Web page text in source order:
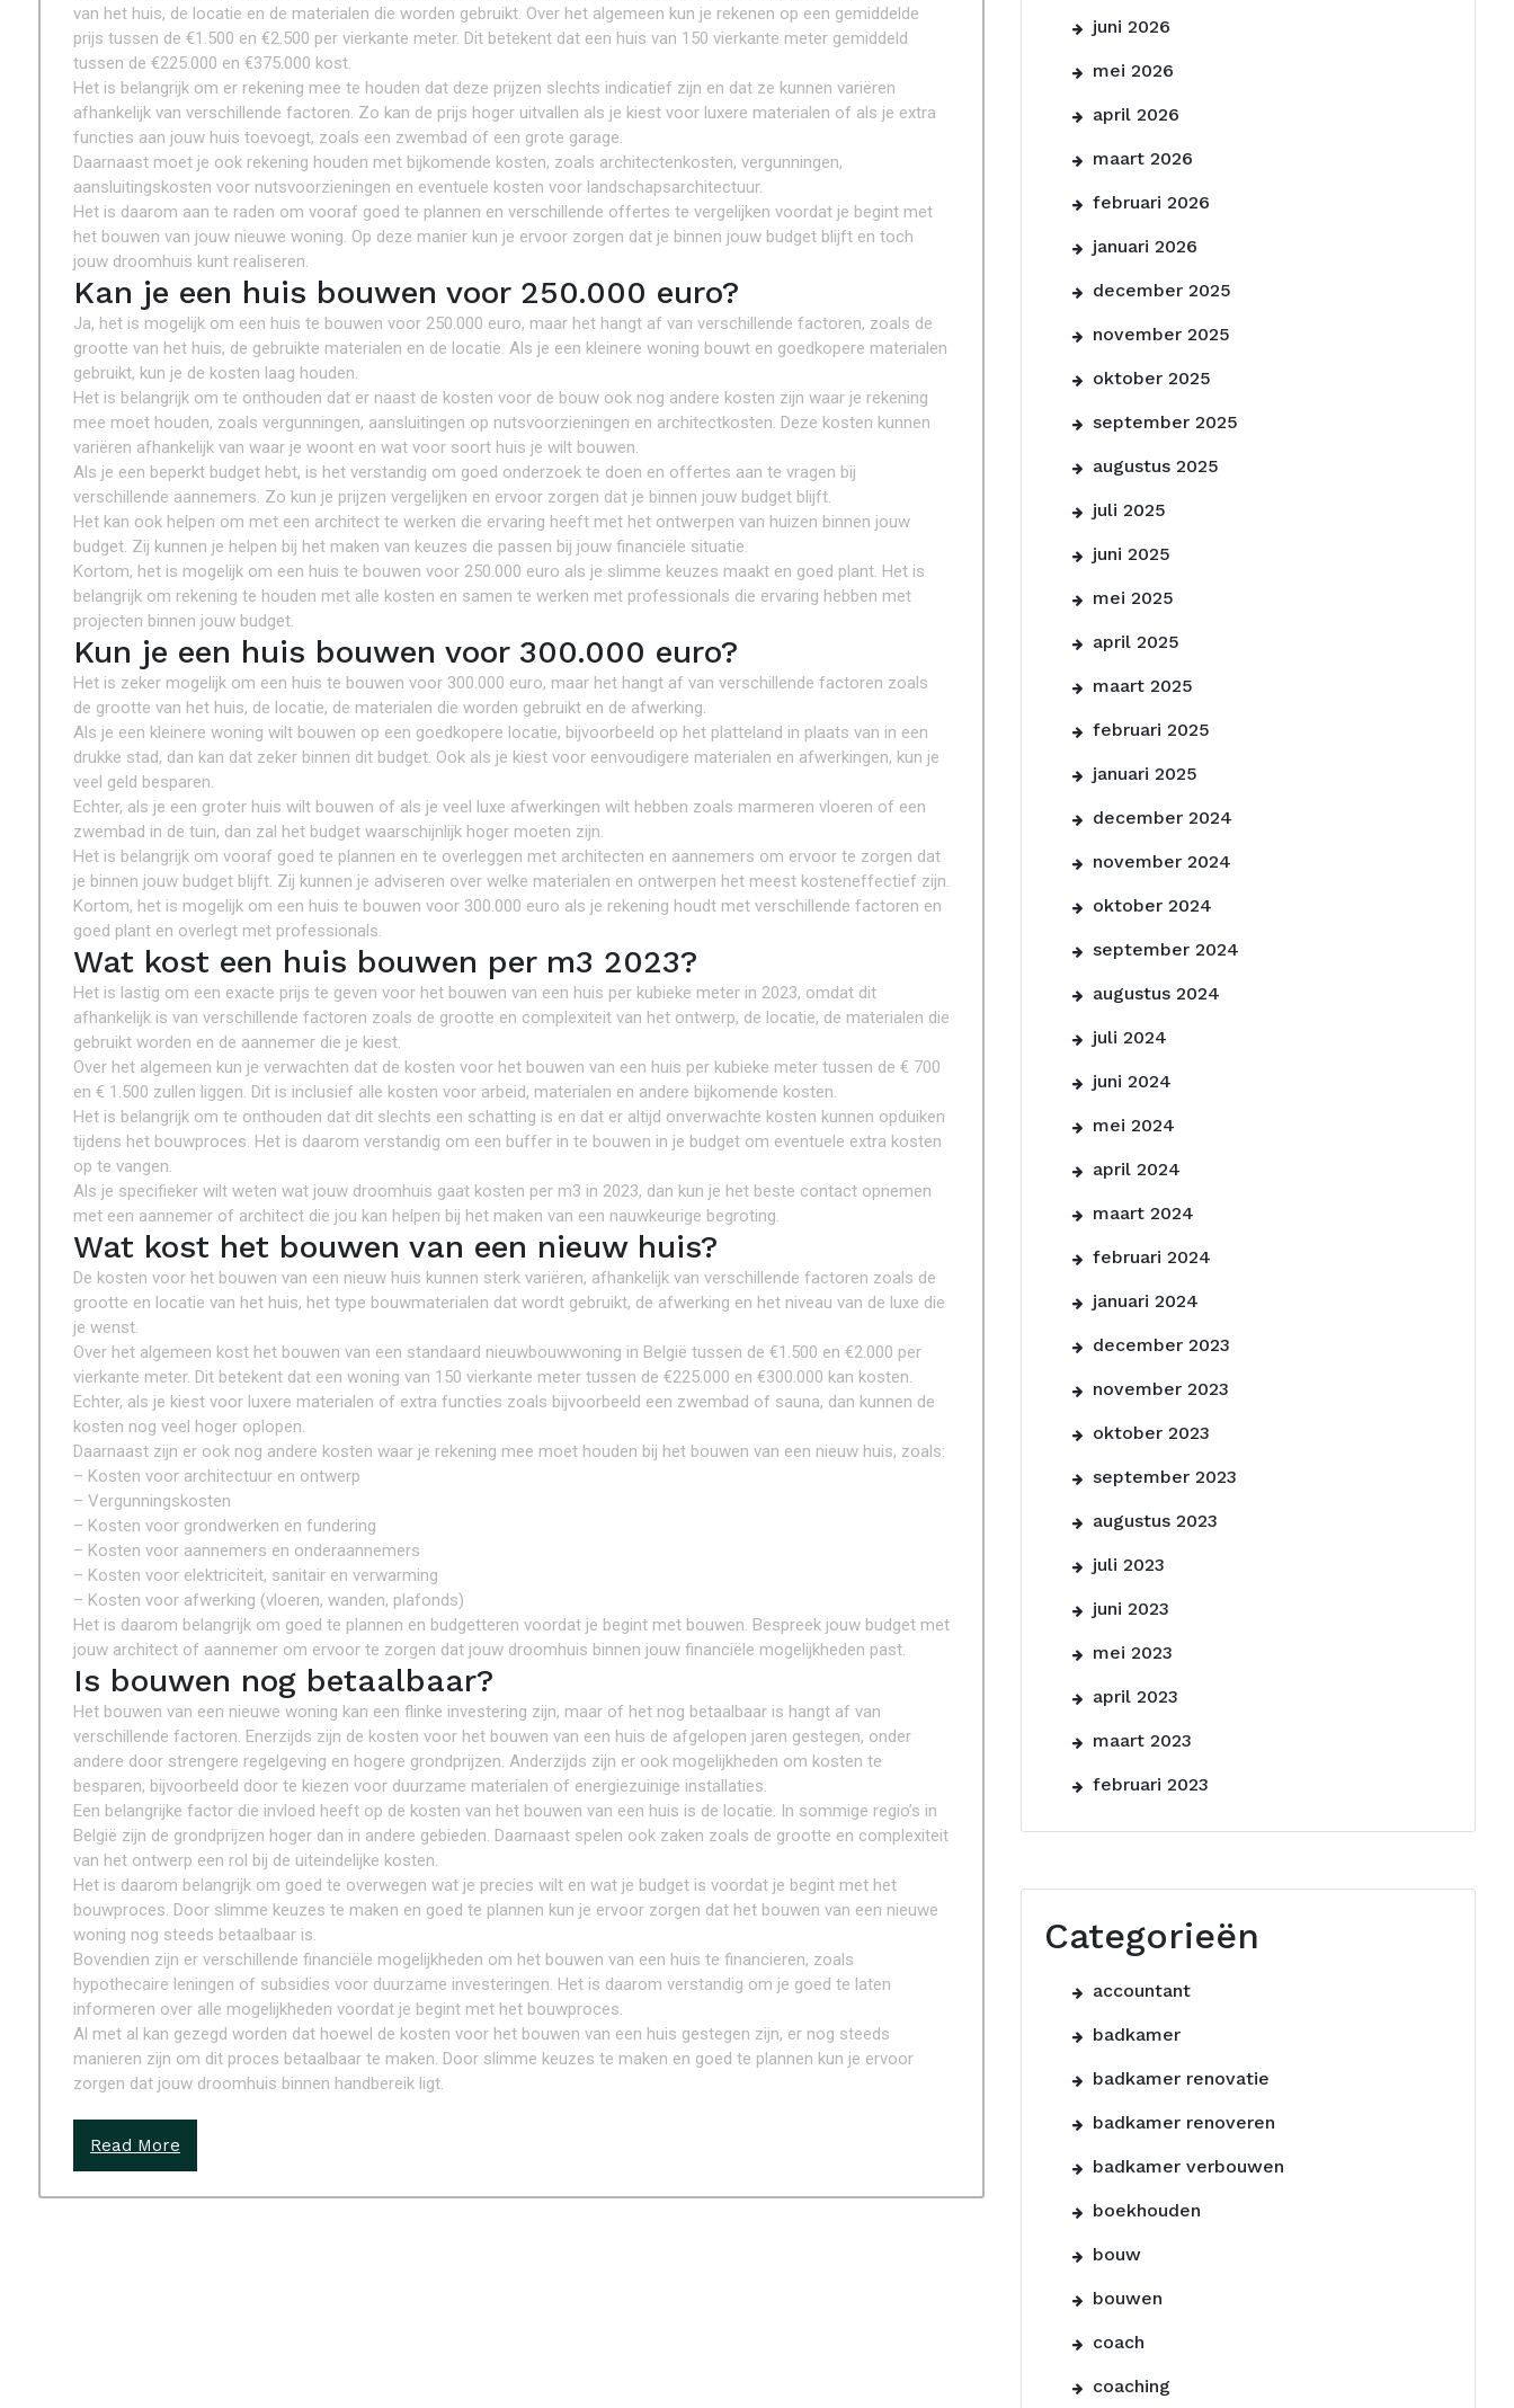
van het huis, de locatie en de materialen die worden gebruikt. Over het algemeen kun je rekenen op een gemiddelde
prijs tussen de €1.500 en €2.500 per vierkante meter. Dit betekent dat een huis van 150 vierkante meter gemiddeld
tussen de €225.000 en €375.000 kost.
Het is belangrijk om er rekening mee te houden dat deze prijzen slechts indicatief zijn en dat ze kunnen variëren
afhankelijk van verschillende factoren. Zo kan de prijs hoger uitvallen als je kiest voor luxere materialen of als je extra
functies aan jouw huis toevoegt, zoals een zwembad of een grote garage.
Daarnaast moet je ook rekening houden met bijkomende kosten, zoals architectenkosten, vergunningen,
aansluitingskosten voor nutsvoorzieningen en eventuele kosten voor landschapsarchitectuur.
Het is daarom aan te raden om vooraf goed te plannen en verschillende offertes te vergelijken voordat je begint met
het bouwen van jouw nieuwe woning. Op deze manier kun je ervoor zorgen dat je binnen jouw budget blijft en toch
jouw droomhuis kunt realiseren.
Kan je een huis bouwen voor 250.000 euro?
Ja, het is mogelijk om een huis te bouwen voor 250.000 euro, maar het hangt af van verschillende factoren, zoals de
grootte van het huis, de gebruikte materialen en de locatie. Als je een kleinere woning bouwt en goedkopere materialen
gebruikt, kun je de kosten laag houden.
Het is belangrijk om te onthouden dat er naast de kosten voor de bouw ook nog andere kosten zijn waar je rekening
mee moet houden, zoals vergunningen, aansluitingen op nutsvoorzieningen en architectkosten. Deze kosten kunnen
variëren afhankelijk van waar je woont en wat voor soort huis je wilt bouwen.
Als je een beperkt budget hebt, is het verstandig om goed onderzoek te doen en offertes aan te vragen bij
verschillende aannemers. Zo kun je prijzen vergelijken en ervoor zorgen dat je binnen jouw budget blijft.
Het kan ook helpen om met een architect te werken die ervaring heeft met het ontwerpen van huizen binnen jouw
budget. Zij kunnen je helpen bij het maken van keuzes die passen bij jouw financiële situatie.
Kortom, het is mogelijk om een huis te bouwen voor 250.000 euro als je slimme keuzes maakt en goed plant. Het is
belangrijk om rekening te houden met alle kosten en samen te werken met professionals die ervaring hebben met
projecten binnen jouw budget.
Kun je een huis bouwen voor 300.000 euro?
Het is zeker mogelijk om een huis te bouwen voor 300.000 euro, maar het hangt af van verschillende factoren zoals
de grootte van het huis, de locatie, de materialen die worden gebruikt en de afwerking.
Als je een kleinere woning wilt bouwen op een goedkopere locatie, bijvoorbeeld op het platteland in plaats van in een
drukke stad, dan kan dat zeker binnen dit budget. Ook als je kiest voor eenvoudigere materialen en afwerkingen, kun je
veel geld besparen.
Echter, als je een groter huis wilt bouwen of als je veel luxe afwerkingen wilt hebben zoals marmeren vloeren of een
zwembad in de tuin, dan zal het budget waarschijnlijk hoger moeten zijn.
Het is belangrijk om vooraf goed te plannen en te overleggen met architecten en aannemers om ervoor te zorgen dat
je binnen jouw budget blijft. Zij kunnen je adviseren over welke materialen en ontwerpen het meest kosteneffectief zijn.
Kortom, het is mogelijk om een huis te bouwen voor 300.000 euro als je rekening houdt met verschillende factoren en
goed plant en overlegt met professionals.
Wat kost een huis bouwen per m3 2023?
Het is lastig om een exacte prijs te geven voor het bouwen van een huis per kubieke meter in 2023, omdat dit
afhankelijk is van verschillende factoren zoals de grootte en complexiteit van het ontwerp, de locatie, de materialen die
gebruikt worden en de aannemer die je kiest.
Over het algemeen kun je verwachten dat de kosten voor het bouwen van een huis per kubieke meter tussen de € 700
en € 1.500 zullen liggen. Dit is inclusief alle kosten voor arbeid, materialen en andere bijkomende kosten.
Het is belangrijk om te onthouden dat dit slechts een schatting is en dat er altijd onverwachte kosten kunnen opduiken
tijdens het bouwproces. Het is daarom verstandig om een buffer in te bouwen in je budget om eventuele extra kosten
op te vangen.
Als je specifieker wilt weten wat jouw droomhuis gaat kosten per m3 in 2023, dan kun je het beste contact opnemen
met een aannemer of architect die jou kan helpen bij het maken van een nauwkeurige begroting.
Wat kost het bouwen van een nieuw huis?
De kosten voor het bouwen van een nieuw huis kunnen sterk variëren, afhankelijk van verschillende factoren zoals de
grootte en locatie van het huis, het type bouwmaterialen dat wordt gebruikt, de afwerking en het niveau van de luxe die
je wenst.
Over het algemeen kost het bouwen van een standaard nieuwbouwwoning in België tussen de €1.500 en €2.000 per
vierkante meter. Dit betekent dat een woning van 150 vierkante meter tussen de €225.000 en €300.000 kan kosten.
Echter, als je kiest voor luxere materialen of extra functies zoals bijvoorbeeld een zwembad of sauna, dan kunnen de
kosten nog veel hoger oplopen.
Daarnaast zijn er ook nog andere kosten waar je rekening mee moet houden bij het bouwen van een nieuw huis, zoals:
– Kosten voor architectuur en ontwerp
– Vergunningskosten
– Kosten voor grondwerken en fundering
– Kosten voor aannemers en onderaannemers
– Kosten voor elektriciteit, sanitair en verwarming
– Kosten voor afwerking (vloeren, wanden, plafonds)
Het is daarom belangrijk om goed te plannen en budgetteren voordat je begint met bouwen. Bespreek jouw budget met
jouw architect of aannemer om ervoor te zorgen dat jouw droomhuis binnen jouw financiële mogelijkheden past.
Is bouwen nog betaalbaar?
Het bouwen van een nieuwe woning kan een flinke investering zijn, maar of het nog betaalbaar is hangt af van
verschillende factoren. Enerzijds zijn de kosten voor het bouwen van een huis de afgelopen jaren gestegen, onder
andere door strengere regelgeving en hogere grondprijzen. Anderzijds zijn er ook mogelijkheden om kosten te
besparen, bijvoorbeeld door te kiezen voor duurzame materialen of energiezuinige installaties.
Een belangrijke factor die invloed heeft op de kosten van het bouwen van een huis is de locatie. In sommige regio’s in
België zijn de grondprijzen hoger dan in andere gebieden. Daarnaast spelen ook zaken zoals de grootte en complexiteit
van het ontwerp een rol bij de uiteindelijke kosten.
Het is daarom belangrijk om goed te overwegen wat je precies wilt en wat je budget is voordat je begint met het
bouwproces. Door slimme keuzes te maken en goed te plannen kun je ervoor zorgen dat het bouwen van een nieuwe
woning nog steeds betaalbaar is.
Bovendien zijn er verschillende financiële mogelijkheden om het bouwen van een huis te financieren, zoals
hypothecaire leningen of subsidies voor duurzame investeringen. Het is daarom verstandig om je goed te laten
informeren over alle mogelijkheden voordat je begint met het bouwproces.
Al met al kan gezegd worden dat hoewel de kosten voor het bouwen van een huis gestegen zijn, er nog steeds
manieren zijn om dit proces betaalbaar te maken. Door slimme keuzes te maken en goed te plannen kun je ervoor
zorgen dat jouw droomhuis binnen handbereik ligt.
Read More
juni 2026
mei 2026
april 2026
maart 2026
februari 2026
januari 2026
december 2025
november 2025
oktober 2025
september 2025
augustus 2025
juli 2025
juni 2025
mei 2025
april 2025
maart 2025
februari 2025
januari 2025
december 2024
november 2024
oktober 2024
september 2024
augustus 2024
juli 2024
juni 2024
mei 2024
april 2024
maart 2024
februari 2024
januari 2024
december 2023
november 2023
oktober 2023
september 2023
augustus 2023
juli 2023
juni 2023
mei 2023
april 2023
maart 2023
februari 2023
Categorieën
accountant
badkamer
badkamer renovatie
badkamer renoveren
badkamer verbouwen
boekhouden
bouw
bouwen
coach
coaching